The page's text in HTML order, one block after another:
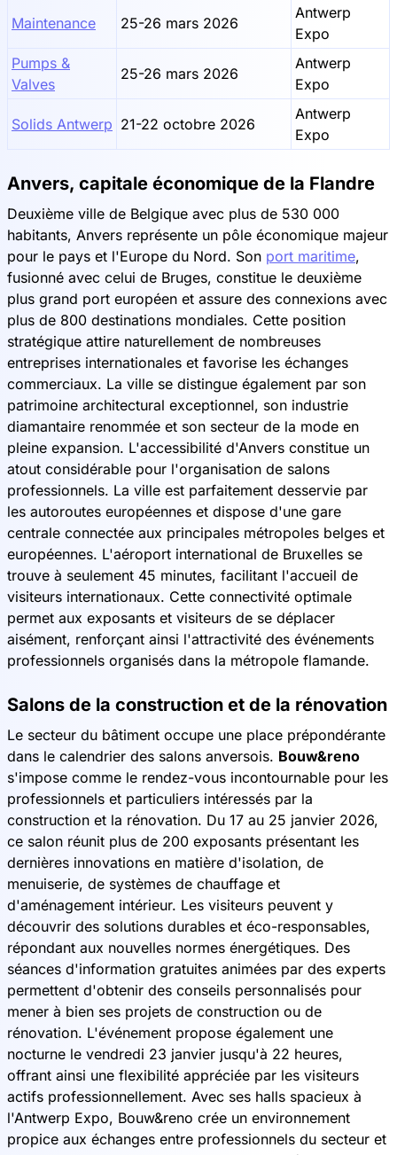
Maintenance 25-26 mars 2026
Antwerp
Expo
Pumps &
Valves
25-26 mars 2026
Antwerp
Expo
Solids Antwerp 21-22 octobre 2026
Antwerp
Expo
Anvers, capitale économique de la Flandre
Deuxième ville de Belgique avec plus de 530 000
habitants, Anvers représente un pôle économique majeur
pour le pays et l'Europe du Nord. Son port maritime,
fusionné avec celui de Bruges, constitue le deuxième
plus grand port européen et assure des connexions avec
plus de 800 destinations mondiales. Cette position
stratégique attire naturellement de nombreuses
entreprises internationales et favorise les échanges
commerciaux. La ville se distingue également par son
patrimoine architectural exceptionnel, son industrie
diamantaire renommée et son secteur de la mode en
pleine expansion. L'accessibilité d'Anvers constitue un
atout considérable pour l'organisation de salons
professionnels. La ville est parfaitement desservie par
les autoroutes européennes et dispose d'une gare
centrale connectée aux principales métropoles belges et
européennes. L'aéroport international de Bruxelles se
trouve à seulement 45 minutes, facilitant l'accueil de
visiteurs internationaux. Cette connectivité optimale
permet aux exposants et visiteurs de se déplacer
aisément, renforçant ainsi l'attractivité des événements
professionnels organisés dans la métropole flamande.
Salons de la construction et de la rénovation
Le secteur du bâtiment occupe une place prépondérante
dans le calendrier des salons anversois. Bouw&reno
s'impose comme le rendez-vous incontournable pour les
professionnels et particuliers intéressés par la
construction et la rénovation. Du 17 au 25 janvier 2026,
ce salon réunit plus de 200 exposants présentant les
dernières innovations en matière d'isolation, de
menuiserie, de systèmes de chauffage et
d'aménagement intérieur. Les visiteurs peuvent y
découvrir des solutions durables et éco-responsables,
répondant aux nouvelles normes énergétiques. Des
séances d'information gratuites animées par des experts
permettent d'obtenir des conseils personnalisés pour
mener à bien ses projets de construction ou de
rénovation. L'événement propose également une
nocturne le vendredi 23 janvier jusqu'à 22 heures,
offrant ainsi une flexibilité appréciée par les visiteurs
actifs professionnellement. Avec ses halls spacieux à
l'Antwerp Expo, Bouw&reno crée un environnement
propice aux échanges entre professionnels du secteur et